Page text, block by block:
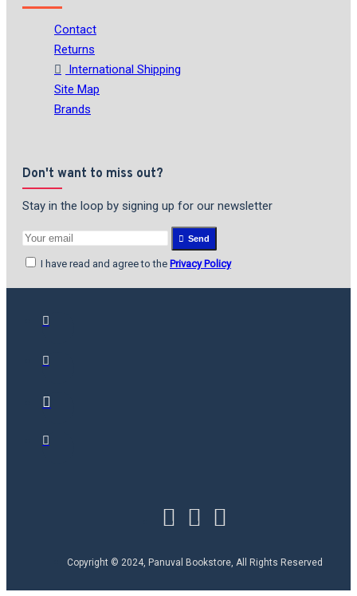
Contact
Returns
International Shipping
Site Map
Brands
Don't want to miss out?
Stay in the loop by signing up for our newsletter
Send
I have read and agree to the Privacy Policy
Copyright © 2024, Panuval Bookstore, All Rights Reserved